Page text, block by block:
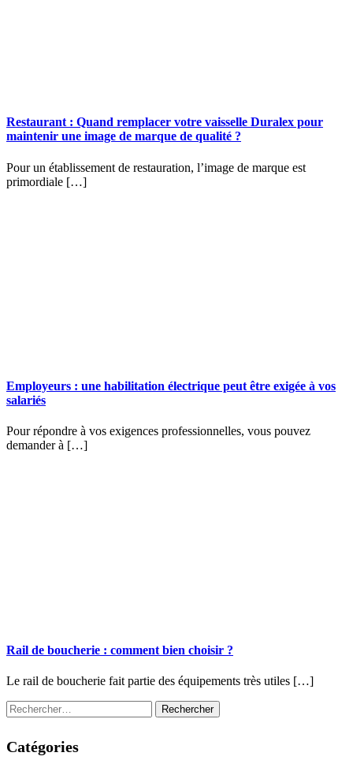
Restaurant : Quand remplacer votre vaisselle Duralex pour
maintenir une image de marque de qualité ?
Pour un établissement de restauration, l’image de marque est
primordiale […]
Employeurs : une habilitation électrique peut être exigée à vos
salariés
Pour répondre à vos exigences professionnelles, vous pouvez
demander à […]
Rail de boucherie : comment bien choisir ?
Le rail de boucherie fait partie des équipements très utiles […]
R
e
h
Catégories